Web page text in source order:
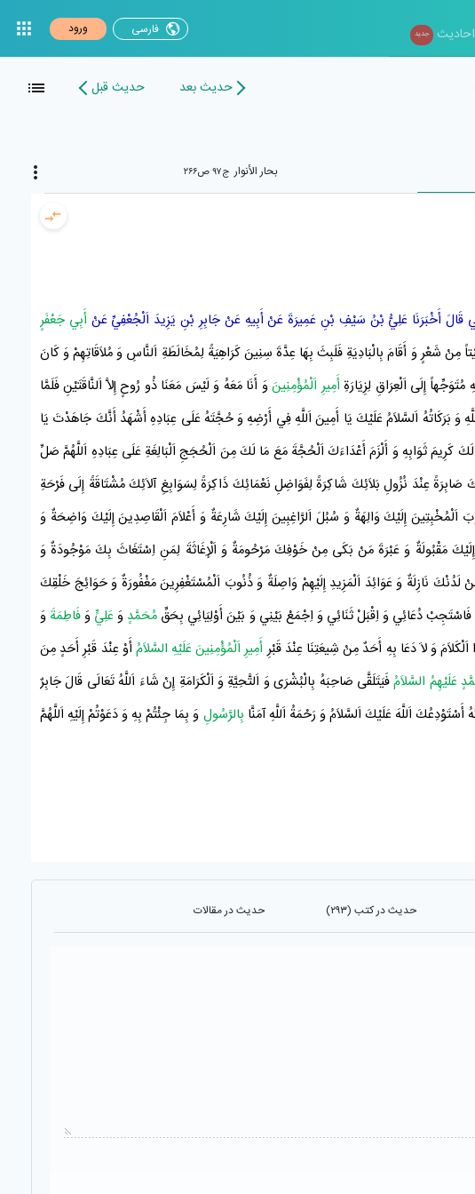
احادیث جدید فارسی ورود
حدیث بعد حدیث قبل
بحار الأنوار ج۹۷ ص۲۶۶
قَالَ أَخْبَرَنَا عَلِيُّ بْنُ سَيْفِ بْنِ عَمِيرَةَعَنْأَبِيهِ عَنْ جَابِرِ بْنِ يَزِيدَ اَلْجُعْفِيِّ عَنْ أَبِي جَعْفَرٍ
مِنْ شَعْرٍ وَ أَقَامَ بِالْبَادِيَةِ فَلَبِثَ بِهَا عِدَّةَ سِنِينَ كَرَاهِيَةً لِمُخَالَطَةِ اَلنَّاسِ وَ مُلاَقَاتِهِمْ وَ كَانَ
مُتَوَجِّهاً إِلَى اَلْعِرَاقِ لِزِيَارَةِأَمِيرِ اَلْمُؤْمِنِينَوَ أَنَا مَعَهُ وَ لَيْسَ مَعَنَا ذُو رُوحٍ إِلاَّ اَلنَّاقَتَيْنِ فَلَمَّا
وَ بَرَكَاتُهُ اَلسَّلاَمُ عَلَيْكَ يَا أَمِينَ اَللَّهِ فِي أَرْضِهِ وَ حُجَّتَهُ عَلَى عِبَادِهِ أَشْهَدُ أَنَّكَ جَاهَدْتَ يَا
كَرِيمَ ثَوَابِهِ وَ أَلْزَمَ أَعْدَاءَكَ اَلْحُجَّةَ مَعَ مَا لَكَ مِنَ اَلْحُجَجِ اَلْبَالِغَةِ عَلَى عِبَادِهِ اَللَّهُمَّ صَلِّ
عِنْدَ نُزُولِ بَلاَئِكَ شَاكِرَةً لِفَوَاضِلِ نَعْمَائِكَ ذَاكِرَةً لِسَوَابِغِ آلاَئِكَ مُشْتَاقَةً إِلَى فَرْحَةِ
إِلَيْكَ وَالِهَةٌ وَ سُبُلَ اَلرَّاغِبِينَ إِلَيْكَ شَارِعَةٌ وَ أَعْلاَمَ اَلْقَاصِدِينَ إِلَيْكَ وَاضِحَةٌ وَ
إِلَيْكَ مَقْبُولَةٌ وَ عَبْرَةَ مَنْ بَكَى مِنْ خَوْفِكَ مَرْحُومَةٌ وَ اَلْإِغَاثَةَ لِمَنِ اِسْتَغَاثَ بِكَ مَوْجُودَةٌ وَ
نَازِلَةٌ وَ عَوَائِدَ اَلْمَزِيدِ إِلَيْهِمْ وَاصِلَةٌ وَ ذُنُوبَ اَلْمُسْتَغْفِرِينَ مَغْفُورَةٌ وَ حَوَائِجَ خَلْقِكَ
دُعَائِي وَ اِقْبَلْ ثَنَائِي وَ اِجْمَعْ بَيْنِي وَ بَيْنَ أَوْلِيَائِي بِحَقِّ مُحَمَّدٍ وَعَلِيٍّ وَفَاطِمَةَ وَ
وَ لاَ دَعَا بِهِ أَحَدٌ مِنْشِيعَتِنَا عِنْدَ قَبْرِأَمِيرِ اَلْمُؤْمِنِينَ عَلَيْهِ السَّلاَمُأَوْ عِنْدَ قَبْرِ أَحَدٍ مِنَ
عَلَيْهِمُ السَّلاَمُفَيَتَلَقَّى صَاحِبَهُ بِالْبُشْرَى وَ اَلتَّحِيَّةِ وَ اَلْكَرَامَةِ إِنْ شَاءَ اَللَّهُ تَعَالَى قَالَجَابِرٌ
أَسْتَوْدِعُكَ اَللَّهَ عَلَيْكَ اَلسَّلاَمُ وَ رَحْمَةُ اَللَّهِ آمَنَّا بِالرَّسُولِ وَ بِمَا جِئْتُمْ بِهِ وَ دَعَوْتُمْ إِلَيْهِ اَللَّهُمَّ
حدیث در کتب (۲۹۳) حدیث در مقالات